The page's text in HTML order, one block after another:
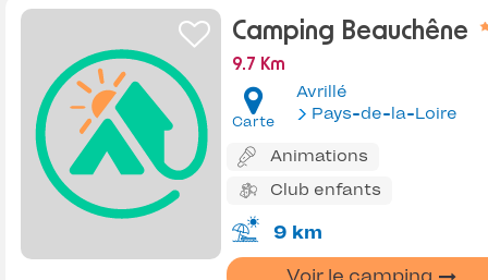
Camping Beauchêne
9.7 Km
Carte
Avrillé
Pays-de-la-Loire
Animations
Club enfants
9 km